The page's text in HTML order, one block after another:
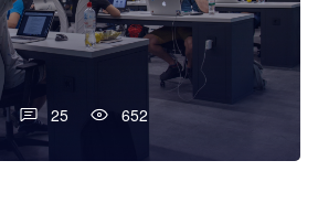
25 652